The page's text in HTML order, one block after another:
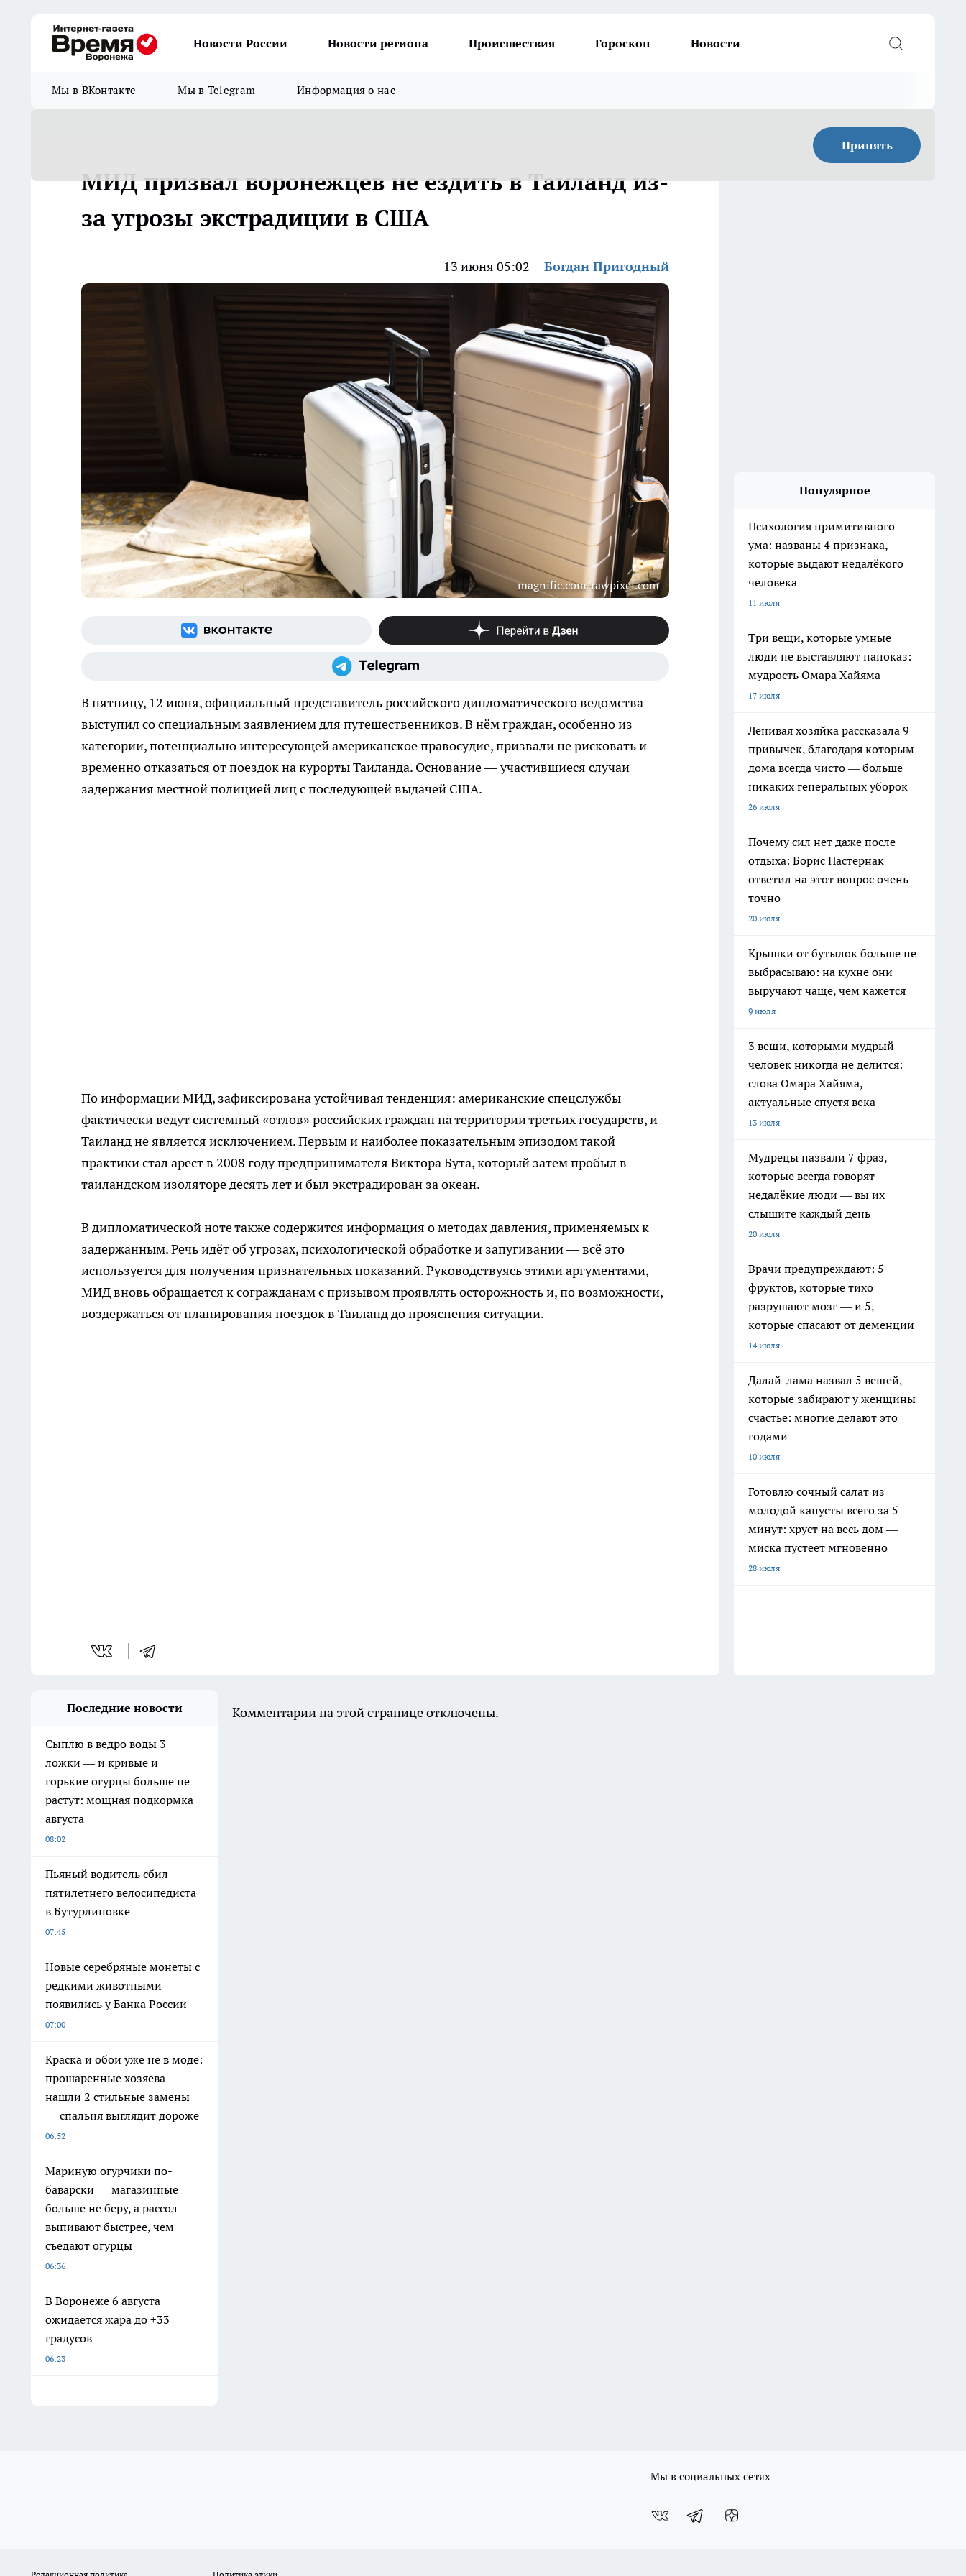
Новости России Новости региона Происшествия Гороскоп Новости
Мы в ВКонтакте Мы в Telegram Информация о нас
Принять
МИД призвал воронежцев не ездить в Таиланд из-
за угрозы экстрадиции в США
13 июня 05:02 Богдан Пригодный
magnific.com/rawpixel.com
В пятницу, 12 июня, официальный представитель российского дипломатического ведомства
выступил со специальным заявлением для путешественников. В нём граждан, особенно из
категории, потенциально интересующей американское правосудие, призвали не рисковать и
временно отказаться от поездок на курорты Таиланда. Основание — участившиеся случаи
задержания местной полицией лиц с последующей выдачей США.
По информации МИД, зафиксирована устойчивая тенденция: американские спецслужбы
фактически ведут системный «отлов» российских граждан на территории третьих государств, и
Таиланд не является исключением. Первым и наиболее показательным эпизодом такой
практики стал арест в 2008 году предпринимателя Виктора Бута, который затем пробыл в
таиландском изоляторе десять лет и был экстрадирован за океан.
В дипломатической ноте также содержится информация о методах давления, применяемых к
задержанным. Речь идёт об угрозах, психологической обработке и запугивании — всё это
используется для получения признательных показаний. Руководствуясь этими аргументами,
МИД вновь обращается к согражданам с призывом проявлять осторожность и, по возможности,
воздержаться от планирования поездок в Таиланд до прояснения ситуации.
Популярное
Психология примитивного
ума: названы 4 признака,
которые выдают недалёкого
человека
11 июля
Три вещи, которые умные
люди не выставляют напоказ:
мудрость Омара Хайяма
17 июля
Ленивая хозяйка рассказала 9
привычек, благодаря которым
дома всегда чисто — больше
никаких генеральных уборок
26 июля
Почему сил нет даже после
отдыха: Борис Пастернак
ответил на этот вопрос очень
точно
20 июля
Крышки от бутылок больше не
выбрасываю: на кухне они
выручают чаще, чем кажется
9 июля
3 вещи, которыми мудрый
человек никогда не делится:
слова Омара Хайяма,
актуальные спустя века
13 июля
Мудрецы назвали 7 фраз,
которые всегда говорят
недалёкие люди — вы их
слышите каждый день
20 июля
Врачи предупреждают: 5
фруктов, которые тихо
разрушают мозг — и 5,
которые спасают от деменции
14 июля
Далай-лама назвал 5 вещей,
которые забирают у женщины
счастье: многие делают это
годами
10 июля
Готовлю сочный салат из
молодой капусты всего за 5
минут: хруст на весь дом —
миска пустеет мгновенно
28 июля
Последние новости
Сыплю в ведро воды 3
ложки — и кривые и
горькие огурцы больше не
растут: мощная подкормка
августа
08:02
Пьяный водитель сбил
пятилетнего велосипедиста
в Бутурлиновке
07:45
Новые серебряные монеты с
редкими животными
появились у Банка России
07:00
Краска и обои уже не в моде:
прошаренные хозяева
нашли 2 стильные замены
— спальня выглядит дороже
06:52
Мариную огурчики по-
баварски — магазинные
больше не беру, а рассол
выпивают быстрее, чем
съедают огурцы
06:36
В Воронеже 6 августа
ожидается жара до +33
градусов
06:23
Комментарии на этой странице отключены.
Мы в социальных сетях